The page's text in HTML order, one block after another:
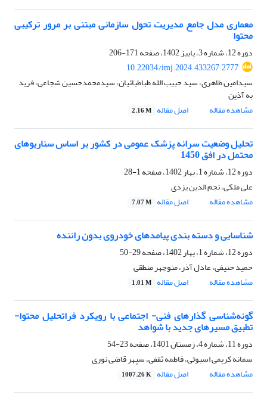
معماری مدل جامع مدیریت تحول سازمانی مبتنی بر مرور ترکیبی
محتوا
دوره 12، شماره 3، پاییز 1402، صفحه
171-206
10.22034/imj.2024.433267.2777
سیدامین طاهری، سید حبیب الله طباطبائیان، سیدمحمدحسین شجاعی، فرید
به آذین
مشاهده مقاله
اصل مقاله 2.16 M
تحلیل وضعیت سرانه پزشک عمومی در کشور بر اساس سناریوهای
محتمل در افق 1450
دوره 12، شماره 1، بهار 1402، صفحه
1-28
علی ملکی، نجم الدین یزدی
مشاهده مقاله
اصل مقاله 7.07 M
شناسایی و دسته بندی پیامدهای خودروی بدون راننده
دوره 12، شماره 1، بهار 1402، صفحه
29-50
حمید حنیفی، عادل آذر، منوچهر منطقی
مشاهده مقاله
اصل مقاله 1.01 M
گونه‌شناسی گذارهای فنی- اجتماعی با رویکرد فراتحلیل محتوا-
تطبیق مسیرهای جدید با شواهد
دوره 11، شماره 4، زمستان 1401، صفحه
23-54
سمانه کریمی اسبوئی، فاطمه ثقفی، سپهر قاضی نوری
مشاهده مقاله
اصل مقاله 1007.26 K